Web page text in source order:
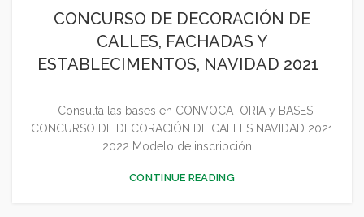
NAVIDAD 2021 2022
CONCURSO DE DECORACIÓN DE
CALLES, FACHADAS Y
ESTABLECIMENTOS, NAVIDAD 2021
Consulta las bases en CONVOCATORIA y BASES
CONCURSO DE DECORACIÓN DE CALLES NAVIDAD 2021
2022 Modelo de inscripción ...
CONTINUE READING